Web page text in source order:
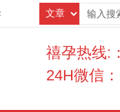
禧孕热线:
24H微信